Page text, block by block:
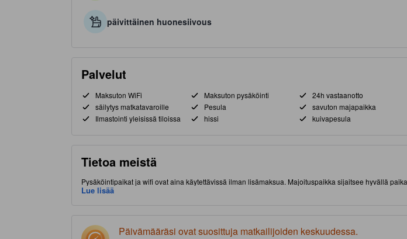
päivittäinen huonesiivous
Palvelut
Maksuton WiFi Maksuton pysäköinti 24h vastaanotto
säilytys matkatavaroille
Pesula savuton majapaikka
Ilmastointi yleisissä tiloissa
hissi kuivapesula
Tietoa meistä
Pysäköintipaikat ja wifi ovat aina käytettävissä ilman lisämaksua. Majoituspaikka sijaitsee hyvällä
lyhyen matkan päässä nähtävyyksistä ja kiinnostavista ruokapaikoista. Paikan päällä on kivana lisänä
Lue lisää
Päivämääräsi ovat suosittuja matkailijoiden keskuudessa.